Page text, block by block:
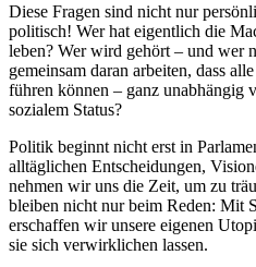
Diese Fragen sind nicht nur
politisch! Wer hat eigentlich die
leben? Wer wird gehört – und wer
gemeinsam daran arbeiten, dass
führen können – ganz unabhängig
sozialem Status?
Politik beginnt nicht erst in
alltäglichen Entscheidungen,
nehmen wir uns die Zeit, um zu
bleiben nicht nur beim Reden: Mit
erschaffen wir unsere eigenen
sie sich verwirklichen lassen.